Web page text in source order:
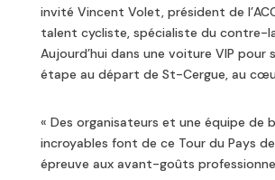
invité Vincent Volet, président de
talent cycliste, spécialiste du contre-
Aujourd’hui dans une voiture VIP pour
étape au départ de St-Cergue, au
« Des organisateurs et une équipe de
incroyables font de ce Tour du Pays
épreuve aux avant-goûts